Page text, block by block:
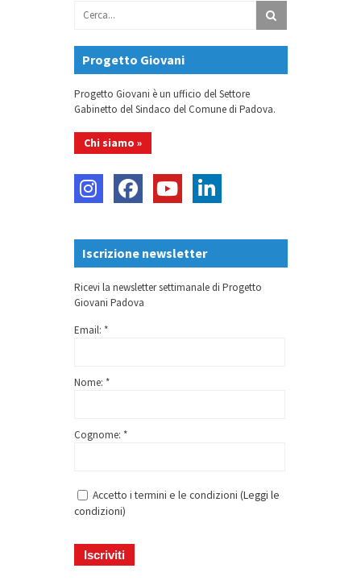
Progetto Giovani
Progetto Giovani è un ufficio del Settore
Gabinetto del Sindaco del Comune di Padova.
Chi siamo »
Iscrizione newsletter
Ricevi la newsletter settimanale di Progetto
Giovani Padova
Email: *
Nome: *
Cognome: *
Accetto i termini e le condizioni (Leggi le
condizioni)